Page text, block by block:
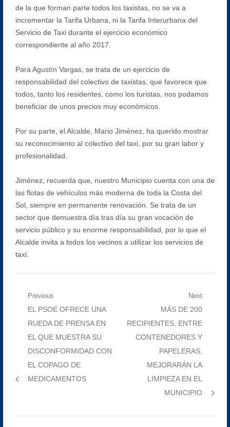
de la que forman parte todos los taxistas, no se va a
incrementar la Tarifa Urbana, ni la Tarifa Interurbana del
Servicio de Taxi durante el ejercicio económico
correspondiente al año 2017.
Para Agustín Vargas, se trata de un ejercicio de
responsabilidad del colectivo de taxistas, que favorece que
todos, tanto los residentes, como los turistas, nos podamos
beneficiar de unos precios muy económicos.
Por su parte, el Alcalde, Mario Jiménez, ha querido mostrar
su reconocimiento al colectivo del taxi, por su gran labor y
profesionalidad.
Jiménez, recuerda que, nuestro Municipio cuenta con una de
las flotas de vehículos más moderna de toda la Costa del
Sol, siempre en permanente renovación. Se trata de un
sector que demuestra día tras día su gran vocación de
servicio público y su enorme responsabilidad, por lo que el
Alcalde invita a todos los vecinos a utilizar los servicios de
taxi.
Navegación
entradas
Previous
Previous
post:
EL PSOE OFRECE UNA
RUEDA DE PRENSA EN
EL QUE MUESTRA SU
DISCONFORMIDAD CON
EL COPAGO DE
MEDICAMENTOS
Next
Next
post:
MÁS DE 200
RECIPIENTES, ENTRE
CONTENEDORES Y
PAPELERAS,
MEJORARÁN LA
LIMPIEZA EN EL
MUNICIPIO